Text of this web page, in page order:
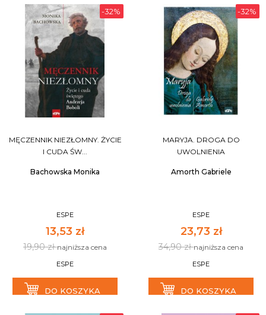
-32%
MĘCZENNIK NIEZŁOMNY. ŻYCIE
I CUDA ŚW...
Bachowska Monika
ESPE
13,53 zł
19,90 złnajniższa cena
ESPE
DO KOSZYKA
-32%
MARYJA. DROGA DO
UWOLNIENIA
Amorth Gabriele
ESPE
23,73 zł
34,90 złnajniższa cena
ESPE
DO KOSZYKA